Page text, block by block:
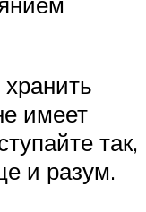
имеет
так,
и разум.